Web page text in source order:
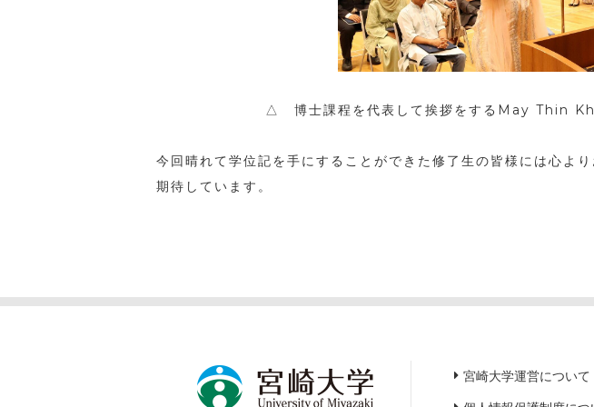
△ 博士課程を代表して挨拶をするMay Thin
今回晴れて学位記を手にすることができた修了生の皆様には心よ
期待しています。
宮崎大学運営について